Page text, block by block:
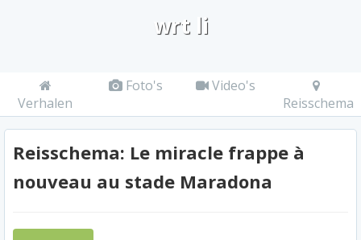
wrt li
Verhalen
Foto's
Video's
Reisschema
Reisschema: Le miracle frappe à
nouveau au stade Maradona